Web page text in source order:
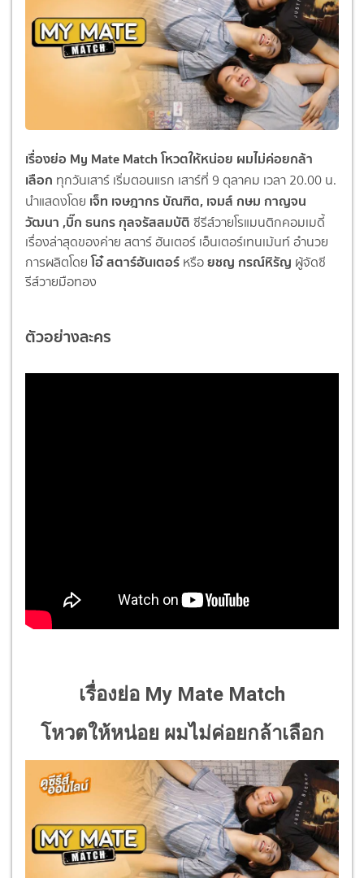
เรื่องย่อ My Mate Match โหวตให้หน่อย ผมไม่ค่อยกล้า
เลือก ทุกวันเสาร์ เริ่มตอนแรก เสาร์ที่ 9 ตุลาคม เวลา 20.00 น.
นำแสดงโดย เจ็ท เจษฎากร บัณฑิต, เจมส์ กษม กาญจน
วัฒนา ,บิ๊ก ธนกร กุลจรัสสมบัติ ซีรีส์วายโรแมนติกคอมเมดี้
เรื่องล่าสุดของค่าย สตาร์ ฮันเตอร์ เอ็นเตอร์เทนเม้นท์ อำนวย
การผลิตโดยโอ๋ สตาร์ฮันเตอร์ หรือยชญ กรณ์หิรัญ ผู้จัดซี
รีส์วายมือทอง
ตัวอย่างละคร
เรื่องย่อ My Mate Match
โหวตให้หน่อย ผมไม่ค่อยกล้าเลือก